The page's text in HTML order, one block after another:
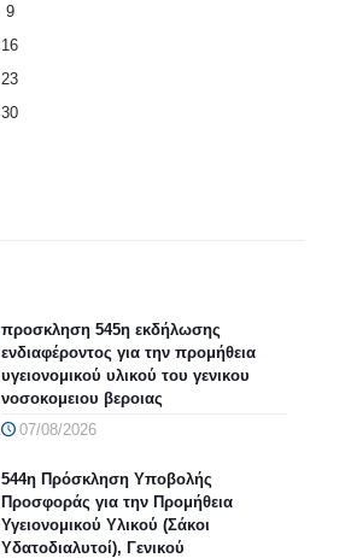
9
16
23
30
προσκληση 545η εκδήλωσης
ενδιαφέροντος για την προμήθεια
υγειονομικού υλικού του γενικου
νοσοκομειου βεροιας
07/08/2026
544η Πρόσκληση Υποβολής
Προσφοράς για την Προμήθεια
Υγειονομικού Υλικού (Σάκοι
Υδατοδιαλυτοί), Γενικού